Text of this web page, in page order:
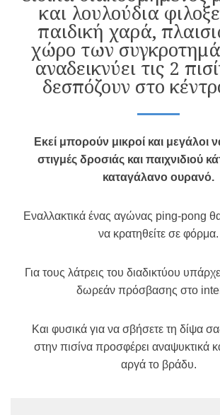
και λουλούδια
παιδική χαρά,
χώρο των
αναδεικνύει τις 2
δεσπόζουν στο
Εκεί μπορούν μικροί και μεγάλοι
στιγμές δροσιάς και παιχνιδιού
καταγάλανο ουρανό.
Εναλλακτικά ένας αγώνας ping-pong
να κρατηθείτε σε φόρμα.
Για τους λάτρεις του διαδικτύου
δωρεάν πρόσβασης στο
Και φυσικά για να σβήσετε τη δίψα
στην πισίνα προσφέρει αναψυκτικά
αργά το βράδυ.